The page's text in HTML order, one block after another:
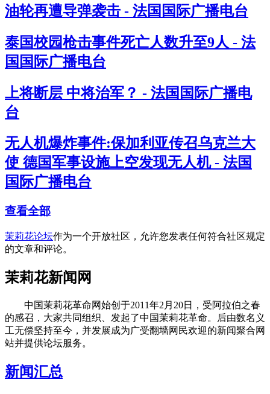
油轮再遭导弹袭击 - 法国国际广播电台
泰国校园枪击事件死亡人数升至9人 - 法
国国际广播电台
上将断层 中将治军？ - 法国国际广播电
台
无人机爆炸事件:保加利亚传召乌克兰大
使 德国军事设施上空发现无人机 - 法国
国际广播电台
查看全部
茉莉花论坛作为一个开放社区，允许您发表任何符合社区规定
的文章和评论。
茉莉花新闻网
中国茉莉花革命网始创于2011年2月20日，受阿拉伯之春
的感召，大家共同组织、发起了中国茉莉花革命。后由数名义
工无偿坚持至今，并发展成为广受翻墙网民欢迎的新闻聚合网
站并提供论坛服务。
新闻汇总